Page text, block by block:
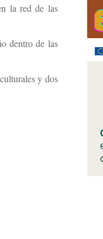
la red de las
dentro de las
y dos